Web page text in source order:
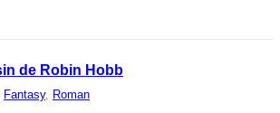
de Robin Hobb
Fantasy, Roman